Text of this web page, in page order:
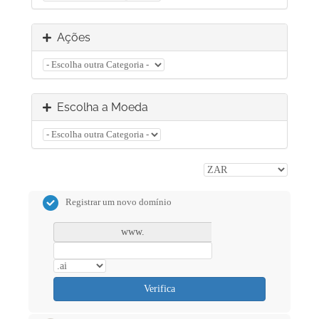
Ações
Escolha a Moeda
Registrar um novo domínio
www.
Verifica